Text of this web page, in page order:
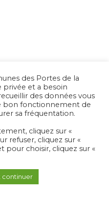
ET RGPD
par
des Portes de la
privée et a besoin
des données vous
bon fonctionnement de
sa fréquentation.
cliquez sur «
refuser, cliquez sur «
pour choisir, cliquez sur «
continuer